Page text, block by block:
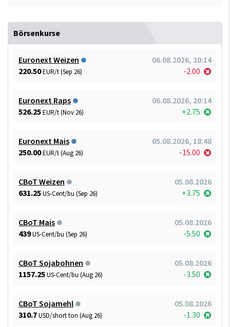
Börsenkurse
Euronext Weizen
06.08.2026, 20:14
220.50EUR/t (Sep 26) -2.00
Euronext Raps
06.08.2026, 20:14
526.25EUR/t (Nov 26) +2.75
Euronext Mais
05.08.2026, 18:48
250.00EUR/t (Aug 26) -15.00
CBoT Weizen
05.08.2026
631.25US-Cent/bu (Sep 26) +3.75
CBoT Mais
05.08.2026
439US-Cent/bu (Sep 26) -5.50
CBoT Sojabohnen
05.08.2026
1157.25US-Cent/bu (Aug 26) -3.50
CBoT Sojamehl
05.08.2026
310.7USD/short ton (Aug 26) -1.30